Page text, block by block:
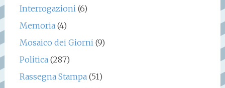
Interrogazioni(6)
Memoria(4)
Mosaico dei Giorni(9)
Politica(287)
Rassegna Stampa(51)